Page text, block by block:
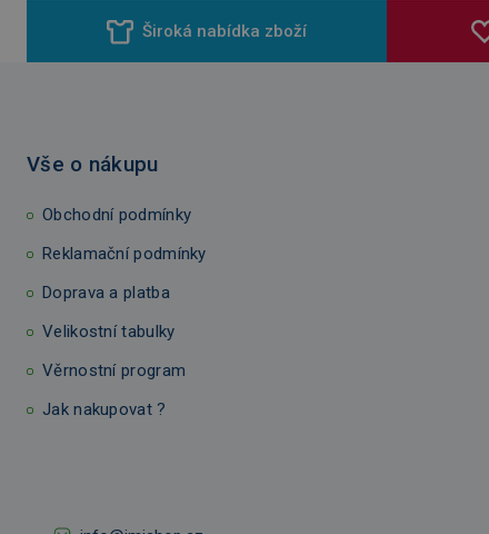
Široká nabídka zboží
Vše o nákupu
Obchodní podmínky
Reklamační podmínky
Doprava a platba
Velikostní tabulky
Věrnostní program
Jak nakupovat ?